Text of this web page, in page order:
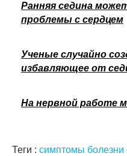
Ранняя седина
проблемы с сердцем
Ученые случайно
избавляющее от
На нервной работе
Теги : симптомы болезни